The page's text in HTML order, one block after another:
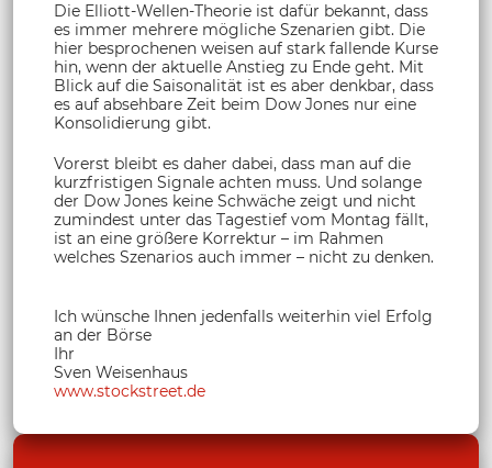
Die Elliott-Wellen-Theorie ist dafür bekannt, dass
es immer mehrere mögliche Szenarien gibt. Die
hier besprochenen weisen auf stark fallende Kurse
hin, wenn der aktuelle Anstieg zu Ende geht. Mit
Blick auf die Saisonalität ist es aber denkbar, dass
es auf absehbare Zeit beim Dow Jones nur eine
Konsolidierung gibt.
Vorerst bleibt es daher dabei, dass man auf die
kurzfristigen Signale achten muss. Und solange
der Dow Jones keine Schwäche zeigt und nicht
zumindest unter das Tagestief vom Montag fällt,
ist an eine größere Korrektur – im Rahmen
welches Szenarios auch immer – nicht zu denken.
Ich wünsche Ihnen jedenfalls weiterhin viel Erfolg
an der Börse
Ihr
Sven Weisenhaus
www.stockstreet.de